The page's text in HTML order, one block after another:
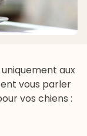
aux
vous parler
vos chiens :